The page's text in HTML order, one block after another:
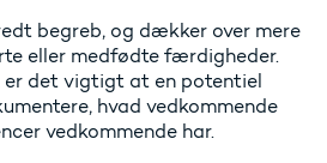
begreb, og dækker over mere
eller medfødte færdigheder.
det vigtigt at en potentiel
hvad vedkommende
vedkommende har.